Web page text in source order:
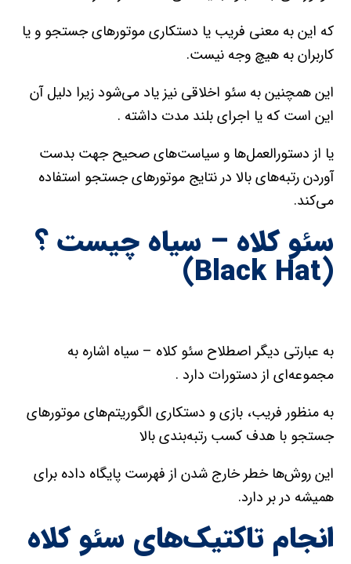
که اين به معني فريب يا دستکاري موتور‌هاي جستجو و يا
کاربران به هيچ وجه نيست.
اين همچنين به سئو اخلاقي نيز ياد مي‌شود زيرا دليل آن
اين است که يا اجراي بلند مدت داشته .
يا از دستورالعمل‌ها و سياست‌هاي صحيح جهت بدست
آوردن رتبه‌هاي بالا در نتايج موتور‌هاي جستجو استفاده
مي‌کند.
سئو کلاه – سیاه چیست ؟
(Black Hat)
به عبارتي ديگر اصطلاح سئو کلاه – سياه اشاره به
مجموعه‌اي از دستورات دارد .
به منظور فريب، بازي و دستکاري الگوريتم‌هاي موتورهاي
جستجو با هدف کسب رتبه‌بندي بالا
اين روش‌ها خطر خارج شدن از فهرست پايگاه داده براي
هميشه در بر دارد.
انجام تاکتيک‌هاي سئو کلاه